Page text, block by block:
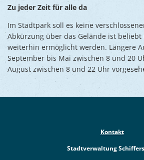
Zu jeder Zeit für alle da
Im Stadtpark soll es keine
Abkürzung über das Gelände ist
weiterhin ermöglicht werden. Längere
September bis Mai zwischen 8 und 20
August zwischen 8 und 22 Uhr
Kontakt
Stadtverwaltung